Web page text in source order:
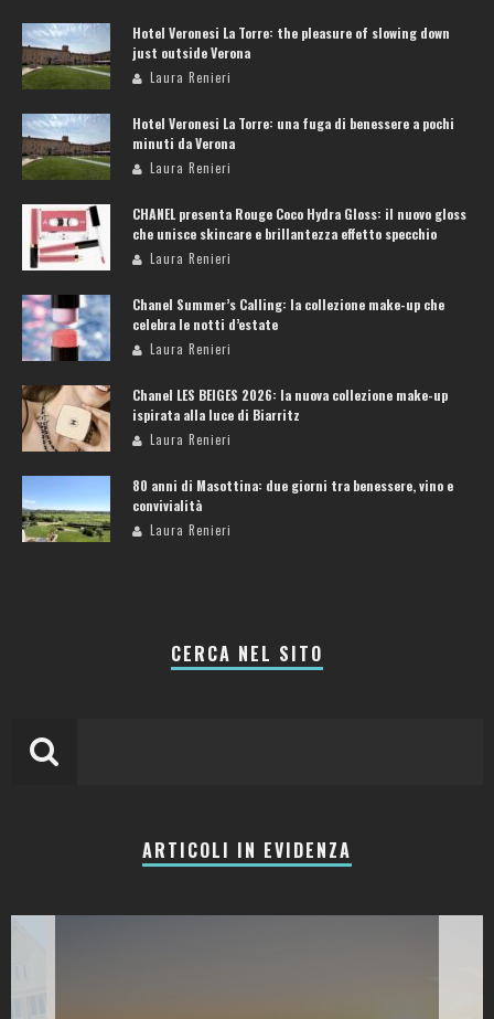
Hotel Veronesi La Torre: the pleasure of slowing down
just outside Verona
Laura Renieri
Hotel Veronesi La Torre: una fuga di benessere a pochi
minuti da Verona
Laura Renieri
CHANEL presenta Rouge Coco Hydra Gloss: il nuovo gloss
che unisce skincare e brillantezza effetto specchio
Laura Renieri
Chanel Summer’s Calling: la collezione make-up che
celebra le notti d’estate
Laura Renieri
Chanel LES BEIGES 2026: la nuova collezione make-up
ispirata alla luce di Biarritz
Laura Renieri
80 anni di Masottina: due giorni tra benessere, vino e
convivialità
Laura Renieri
CERCA NEL SITO
ARTICOLI IN EVIDENZA